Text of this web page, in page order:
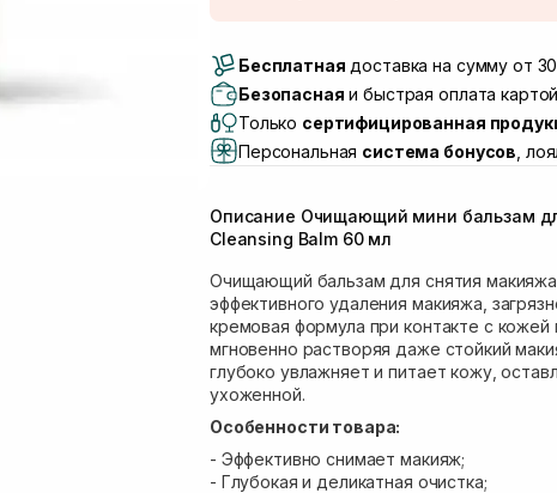
Самовывоз г. Луцк, Винниченка 4
Самовывоз г. Львов, ул. Академика
Самовывоз Львов (Ивана Франко
Самовывоз г. Львов ул. Степана
Самовывоз г. Ровно, ул. Кулика и
Бесплатная доставка на сумму от
Безопасная и быстрая оплата
Только сертифицированная
Персональная система бонусов ,
Описание Очищающий мини бальзам
Cleansing Balm 60 мл
Очищающий бальзам для снятия
эффективного удаления макияжа,
кремовая формула при контакте с
мгновенно растворяя даже стойкий
глубоко увлажняет и питает кожу,
ухоженной.
Особенности товара:
- Эффективно снимает макияж;
- Глубокая и деликатная очистка;